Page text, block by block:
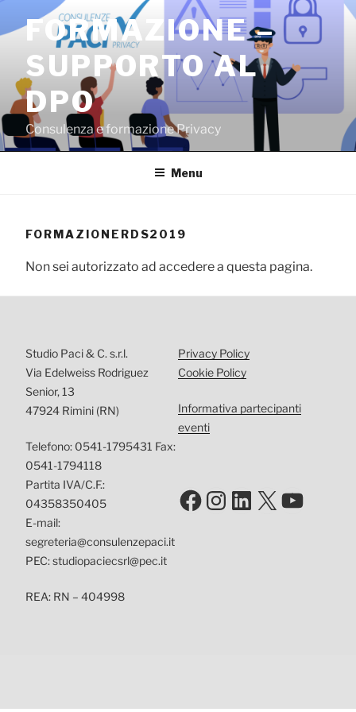
contenuto
FORMAZIONE –
SUPPORTO AL
DPO
Consulenza e formazione Privacy
Menu
FORMAZIONERDS2019
Non sei autorizzato ad accedere a questa pagina.
Studio Paci & C. s.r.l.
Via Edelweiss Rodriguez
Senior, 13
47924 Rimini (RN)
Telefono: 0541-1795431 Fax:
0541-1794118
Partita IVA/C.F.:
04358350405
E-mail:
segreteria@consulenzepaci.it
PEC: studiopaciecsrl@pec.it
REA: RN – 404998
Privacy Policy
Cookie Policy
Informativa partecipanti
eventi
Facebook
Instagram
LinkedIn
X